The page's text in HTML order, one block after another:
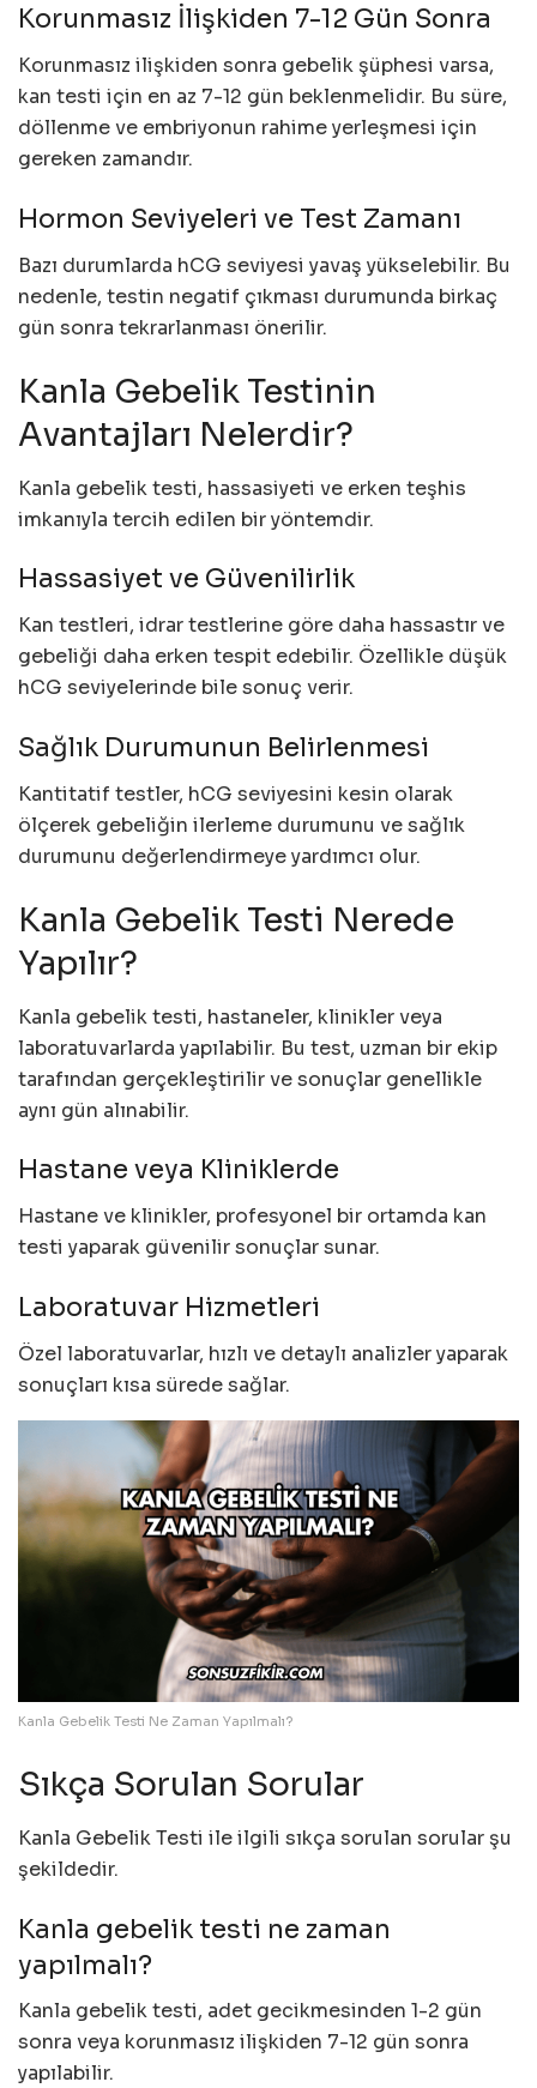
Korunmasız İlişkiden 7-12 Gün Sonra
Korunmasız ilişkiden sonra gebelik şüphesi varsa,
kan testi için en az 7-12 gün beklenmelidir. Bu süre,
döllenme ve embriyonun rahime yerleşmesi için
gereken zamandır.
Hormon Seviyeleri ve Test Zamanı
Bazı durumlarda hCG seviyesi yavaş yükselebilir. Bu
nedenle, testin negatif çıkması durumunda birkaç
gün sonra tekrarlanması önerilir.
Kanla Gebelik Testinin
Avantajları Nelerdir?
Kanla gebelik testi, hassasiyeti ve erken teşhis
imkanıyla tercih edilen bir yöntemdir.
Hassasiyet ve Güvenilirlik
Kan testleri, idrar testlerine göre daha hassastır ve
gebeliği daha erken tespit edebilir. Özellikle düşük
hCG seviyelerinde bile sonuç verir.
Sağlık Durumunun Belirlenmesi
Kantitatif testler, hCG seviyesini kesin olarak
ölçerek gebeliğin ilerleme durumunu ve sağlık
durumunu değerlendirmeye yardımcı olur.
Kanla Gebelik Testi Nerede
Yapılır?
Kanla gebelik testi, hastaneler, klinikler veya
laboratuvarlarda yapılabilir. Bu test, uzman bir ekip
tarafından gerçekleştirilir ve sonuçlar genellikle
aynı gün alınabilir.
Hastane veya Kliniklerde
Hastane ve klinikler, profesyonel bir ortamda kan
testi yaparak güvenilir sonuçlar sunar.
Laboratuvar Hizmetleri
Özel laboratuvarlar, hızlı ve detaylı analizler yaparak
sonuçları kısa sürede sağlar.
Kanla Gebelik Testi Ne Zaman Yapılmalı?
Sıkça Sorulan Sorular
Kanla Gebelik Testi ile ilgili sıkça sorulan sorular şu
şekildedir.
Kanla gebelik testi ne zaman
yapılmalı?
Kanla gebelik testi, adet gecikmesinden 1-2 gün
sonra veya korunmasız ilişkiden 7-12 gün sonra
yapılabilir.